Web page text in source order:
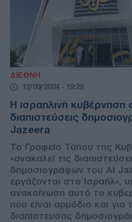
ΔΙΕΘΝΗ
12/09/2024 - 19:29
Η ισραηλινή κυβέρνηση
διαπιστεύσεις
Jazeera
Το Γραφείο Τύπου της
«ανακαλεί τις
δημοσιογράφων του Al
εργάζονται στο Ισραήλ»,
ανακοίνωση αυτό το
που είναι αρμόδιο και για
διαπίστευσης